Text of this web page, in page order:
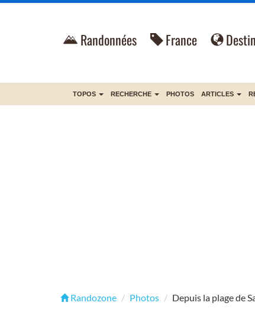
Randonnées France
TOPOS RECHERCHE PHOTOS ARTICLES
Randozone Photos Depuis la plage de